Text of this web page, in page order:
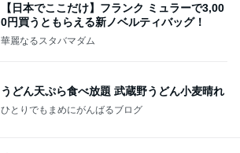
【日本でここだけ】フランク ミュラーで3,00
0円買うともらえる新ノベルティバッグ！
華麗なるスタバマダム
うどん天ぷら食べ放題 武蔵野うどん小麦晴れ
ひとりでもまめにがんばるブログ